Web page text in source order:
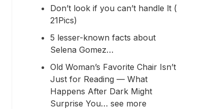
Don’t look if you can’t handle lt (
21Pics)
5 lesser-known facts about
Selena Gomez…
Old Woman’s Favorite Chair Isn’t
Just for Reading — What
Happens After Dark Might
Surprise You… see more